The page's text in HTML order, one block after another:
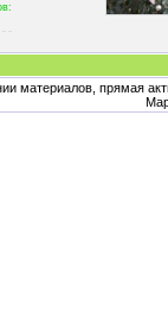
материалов, прямая